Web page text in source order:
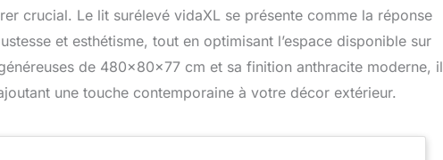
crucial. Le lit surélevé vidaXL se présente comme la réponse
et esthétisme, tout en optimisant l’espace disponible sur
de 480x80x77 cm et sa finition anthracite moderne, il
une touche contemporaine à votre décor extérieur.